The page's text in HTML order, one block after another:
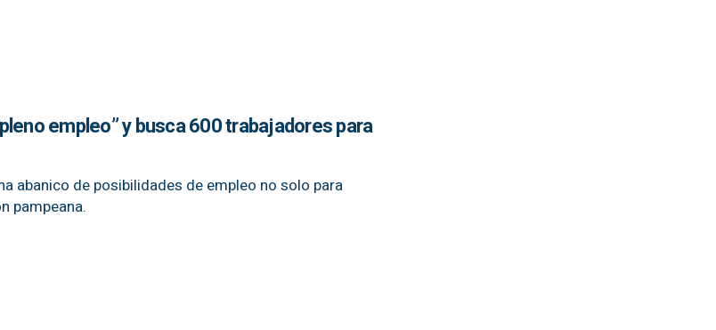
empleo” y busca 600 trabajadores para
abanico de posibilidades de empleo no solo para
pampeana.